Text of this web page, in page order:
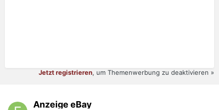
Jetzt registrieren, um Themenwerbung zu deaktivieren »
Anzeige eBay